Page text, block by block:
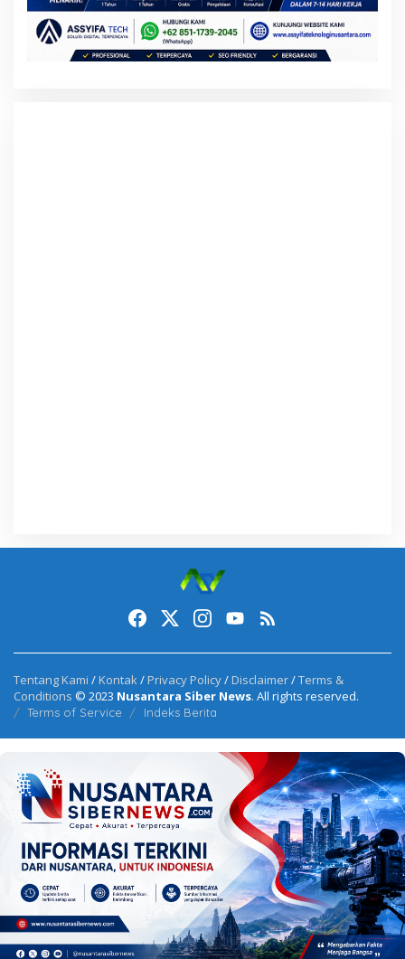
Tentang Kami /Kontak/Privacy Policy/Disclaimer/Terms &
Conditions © 2023 Nusantara Siber News. All rights reserved.
Terms of Service Indeks Berita